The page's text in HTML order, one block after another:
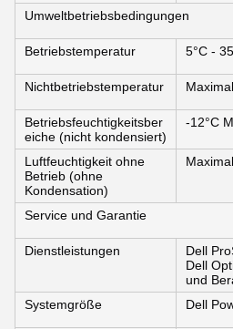
Umweltbetriebsbedingungen
Betriebstemperatur 5°C -
Nichtbetriebstemperatur
Betriebsfeuchtigkeitsber
eiche (nicht kondensiert)
-12°C
Luftfeuchtigkeit ohne
Betrieb (ohne
Kondensation)
Service und Garantie
Dienstleistungen
Dell
Dell
und
Systemgröße
Dell